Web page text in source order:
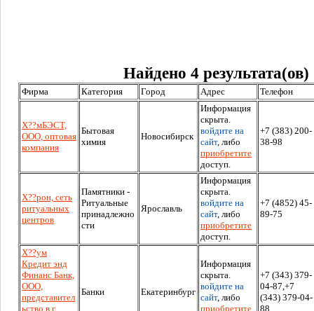
Найдено 4 результата(ов)
Фирма Категория Город Адрес Телефон
Х??мБЭСТ,
ООО, оптовая
компания
Бытовая
химия
Новосибирск
Информация
скрыта.
войдите на
сайт, либо
приобретите
доступ.
+7 (383) 200-
38-98
Х??рон, сеть
ритуальных
центров
Памятники -
Ритуальные
принадлежно
сти
Ярославль
Информация
скрыта.
войдите на
сайт, либо
приобретите
доступ.
+7 (4852) 45-
89-75
Х??ум
Кредит энд
Финанс Банк,
ООО,
представител
ьство в г.
Банки Екатеринбург
Информация
скрыта.
войдите на
сайт, либо
приобретите
+7 (343) 379-
04-87,+7
(343) 379-04-
88